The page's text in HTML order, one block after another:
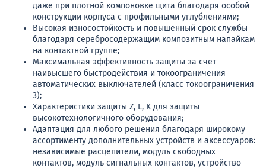
даже при плотной компоновке щита благодаря особой
конструкции корпуса с профильными углублениями;
Высокая износостойкость и повышенный срок службы
благодаря серебросодержащим композитным напайкам
на контактной группе;
Максимальная эффективность защиты за счет
наивысшего быстродействия и токоограничения
автоматических выключателей (класс токоограничения
3);
Характеристики защиты Z, L, K для защиты
высокотехнологичного оборудования;
Адаптация для любого решения благодаря широкому
ассортименту дополнительных устройств и аксессуаров:
независимые расцепители, модуль свободных
контактов, модуль сигнальных контактов, устройство